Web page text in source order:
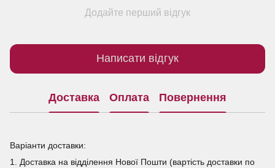
Додайте перший відгук
Написати відгук
Доставка Оплата Повернення
Варіанти доставки:
1. Доставка на відділення Нової Пошти (вартість доставки по